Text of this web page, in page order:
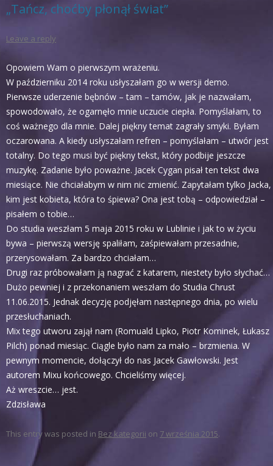
„Tańcz, choćby płonął świat”
Leave a reply
Opowiem Wam o pierwszym wrażeniu.
W październiku 2014 roku usłyszałam go w wersji demo.
Pierwsze uderzenie bębnów – tam – tamów, jak je nazwałam,
spowodowało, że ogarnęło mnie uczucie ciepła. Pomyślałam, to
coś ważnego dla mnie. Dalej piękny temat zagrały smyki. Byłam
oczarowana. A kiedy usłyszałam refren – pomyślałam – utwór jest
totalny. Do tego musi być piękny tekst, który podbije jeszcze
muzykę. Zadanie było poważne. Jacek Cygan pisał ten tekst dwa
miesiące. Nie chciałabym w nim nic zmienić. Zapytałam tylko Jacka,
kim jest kobieta, która to śpiewa? Ona jest tobą – odpowiedział –
pisałem o tobie…
Do studia weszłam 5 maja 2015 roku w Lublinie i jak to w życiu
bywa – pierwszą wersję spaliłam, zaśpiewałam przesadnie,
przerysowałam. Za bardzo chciałam…
Drugi raz próbowałam ją nagrać z katarem, niestety było słychać…
Dużo pewniej i z przekonaniem weszłam do Studia Chrust
11.06.2015. Jednak decyzję podjęłam następnego dnia, po wielu
przesłuchaniach.
Mix tego utworu zajął nam (Romuald Lipko, Piotr Kominek, Łukasz
Pilch) ponad miesiąc. Ciągle było nam za mało – brzmienia. W
pewnym momencie, dołączył do nas Jacek Gawłowski. Jest
autorem Mixu końcowego. Chcieliśmy więcej.
Aż wreszcie… jest.
Zdzisława
This entry was posted in Bez kategorii on 7 września 2015.